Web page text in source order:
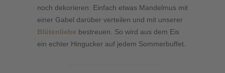
noch dekorieren: Einfach etwas Mandelmus mit
einer Gabel darüber verteilen und mit unserer
Blütenliebe bestreuen. So wird aus dem Eis
ein echter Hingucker auf jedem Sommerbuffet.